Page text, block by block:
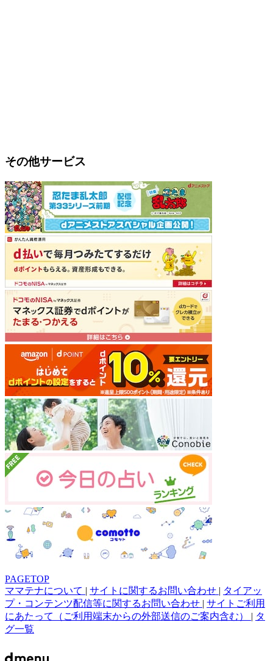
その他サービス
PAGETOP
ママテナについて | サイトに関するお問い合わせ | タイアッ
プ・コンテンツ配信等に関するお問い合わせ | サイトご利用
にあたって（ご利用端末からの外部送信のご案内含む） | タ
グ一覧